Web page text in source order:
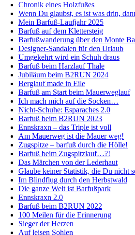
Chronik eines Holzfußes
Wenn Du glaubst, es ist was drin,
Mein Barfuß-Laufjahr 2025
Barfuß auf dem Klettersteig
Barfußwanderung über den Monte
Designer-Sandalen für den Urlaub
Umgekehrt wird ein Schuh draus
Barfuß beim Harzlauf Thale
Jubiläum beim B2RUN 2024
Berglauf made in Eile
Barfuß am Start beim Mauerweglauf
Ich mach mich auf die Socken…
Nicht-Schuhe: Esparaches 2.0
Barfuß beim B2RUN 2023
Ennskraxn – das Triple ist voll
Am Mauerweg ist die Mauer weg!
Zugspitze – barfuß durch die Hölle!
Barfuß beim Zugspitzlauf…?!
Das Märchen von der Lederhaut
Glaube keiner Statistik, die Du nicht
Im Blindflug durch den Herbstwald
Die ganze Welt ist Barfußpark
Ennskraxn 2.0
Barfuß beim B2RUN 2022
100 Meilen für die Erinnerung
Sieger der Herzen
Auf leisen Sohlen